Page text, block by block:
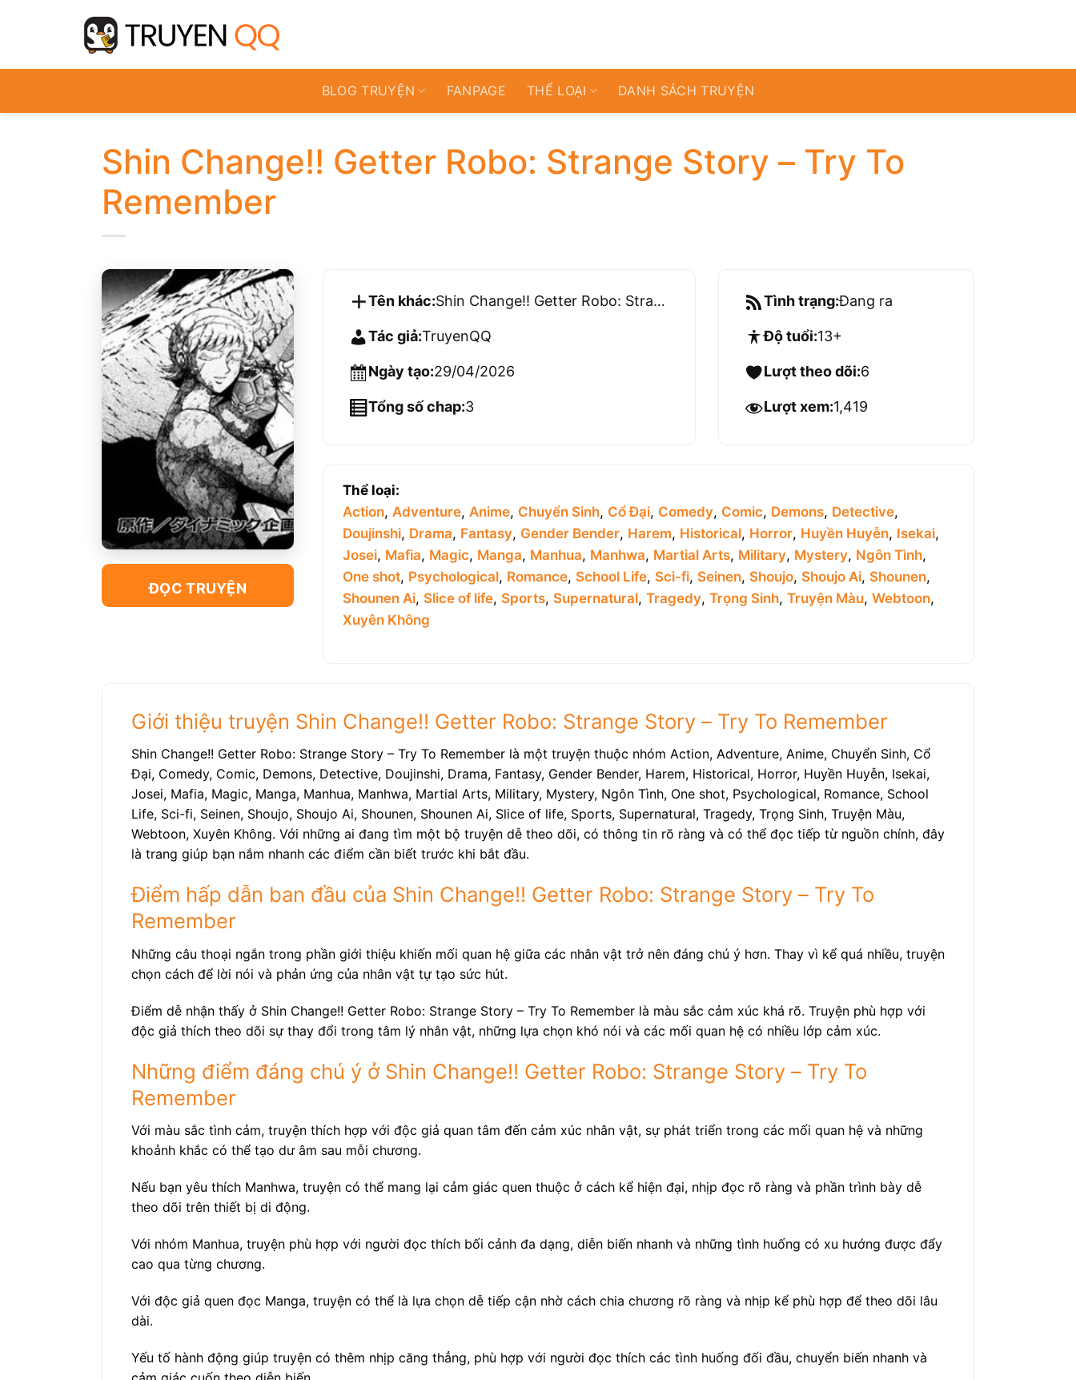
dung
BLOG TRUYỆN
FANPAGE THỂ LOẠI DANH SÁCH TRUYỆN
Shin Change!! Getter Robo: Strange Story – Try To
Remember
ĐỌC TRUYỆN
Tên khác: Shin Change!! Getter Robo: Strange Story – Try To Remember
Tác giả:TruyenQQ
Ngày tạo:29/04/2026
Tổng số chap:3
Tình trạng:Đang ra
Độ tuổi:13+
Lượt theo dõi:6
Lượt xem:1,419
Thể loại:
Action, Adventure, Anime, Chuyển Sinh, Cổ Đại, Comedy, Comic, Demons, Detective,
Doujinshi, Drama, Fantasy, Gender Bender, Harem, Historical, Horror, Huyền Huyễn, Isekai,
Josei, Mafia, Magic, Manga, Manhua, Manhwa, Martial Arts, Military, Mystery, Ngôn Tình,
One shot, Psychological, Romance, School Life, Sci-fi, Seinen, Shoujo, Shoujo Ai, Shounen,
Shounen Ai, Slice of life, Sports, Supernatural, Tragedy, Trọng Sinh, Truyện Màu, Webtoon,
Xuyên Không
Giới thiệu truyện Shin Change!! Getter Robo: Strange Story – Try To Remember
Shin Change!! Getter Robo: Strange Story – Try To Remember là một truyện thuộc nhóm Action, Adventure, Anime, Chuyển Sinh, Cổ
Đại, Comedy, Comic, Demons, Detective, Doujinshi, Drama, Fantasy, Gender Bender, Harem, Historical, Horror, Huyền Huyễn, Isekai,
Josei, Mafia, Magic, Manga, Manhua, Manhwa, Martial Arts, Military, Mystery, Ngôn Tình, One shot, Psychological, Romance, School
Life, Sci-fi, Seinen, Shoujo, Shoujo Ai, Shounen, Shounen Ai, Slice of life, Sports, Supernatural, Tragedy, Trọng Sinh, Truyện Màu,
Webtoon, Xuyên Không. Với những ai đang tìm một bộ truyện dễ theo dõi, có thông tin rõ ràng và có thể đọc tiếp từ nguồn chính, đây
là trang giúp bạn nắm nhanh các điểm cần biết trước khi bắt đầu.
Điểm hấp dẫn ban đầu của Shin Change!! Getter Robo: Strange Story – Try To
Remember
Những câu thoại ngắn trong phần giới thiệu khiến mối quan hệ giữa các nhân vật trở nên đáng chú ý hơn. Thay vì kể quá nhiều, truyện
chọn cách để lời nói và phản ứng của nhân vật tự tạo sức hút.
Điểm dễ nhận thấy ở Shin Change!! Getter Robo: Strange Story – Try To Remember là màu sắc cảm xúc khá rõ. Truyện phù hợp với
độc giả thích theo dõi sự thay đổi trong tâm lý nhân vật, những lựa chọn khó nói và các mối quan hệ có nhiều lớp cảm xúc.
Những điểm đáng chú ý ở Shin Change!! Getter Robo: Strange Story – Try To
Remember
Với màu sắc tình cảm, truyện thích hợp với độc giả quan tâm đến cảm xúc nhân vật, sự phát triển trong các mối quan hệ và những
khoảnh khắc có thể tạo dư âm sau mỗi chương.
Nếu bạn yêu thích Manhwa, truyện có thể mang lại cảm giác quen thuộc ở cách kể hiện đại, nhịp đọc rõ ràng và phần trình bày dễ
theo dõi trên thiết bị di động.
Với nhóm Manhua, truyện phù hợp với người đọc thích bối cảnh đa dạng, diễn biến nhanh và những tình huống có xu hướng được đẩy
cao qua từng chương.
Với độc giả quen đọc Manga, truyện có thể là lựa chọn dễ tiếp cận nhờ cách chia chương rõ ràng và nhịp kể phù hợp để theo dõi lâu
dài.
Yếu tố hành động giúp truyện có thêm nhịp căng thẳng, phù hợp với người đọc thích các tình huống đối đầu, chuyển biến nhanh và